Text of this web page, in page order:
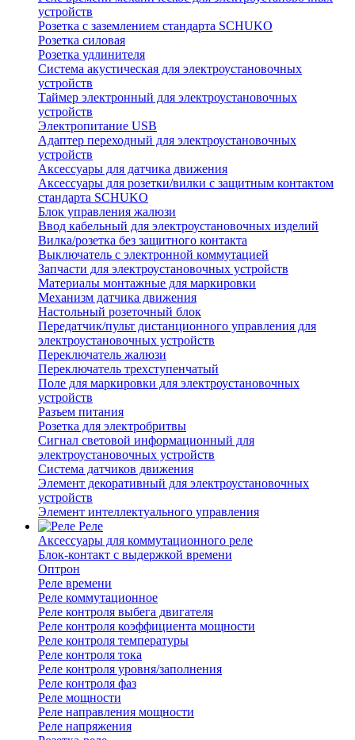
устройств
Розетка с заземлением стандарта SCHUKO
Розетка силовая
Розетка удлинителя
Система акустическая для электроустановочных
устройств
Таймер электронный для электроустановочных
устройств
Электропитание USB
Адаптер переходный для электроустановочных
устройств
Аксессуары для датчика движения
Аксессуары для розетки/вилки с защитным контактом
стандарта SCHUKO
Блок управления жалюзи
Ввод кабельный для электроустановочных изделий
Вилка/розетка без защитного контакта
Выключатель с электронной коммутацией
Запчасти для электроустановочных устройств
Материалы монтажные для маркировки
Механизм датчика движения
Настольный розеточный блок
Передатчик/пульт дистанционного управления для
электроустановочных устройств
Переключатель жалюзи
Переключатель трехступенчатый
Поле для маркировки для электроустановочных
устройств
Разъем питания
Розетка для электробритвы
Сигнал световой информационный для
электроустановочных устройств
Система датчиков движения
Элемент декоративный для электроустановочных
устройств
Элемент интеллектуального управления
Реле
Аксессуары для коммутационного реле
Блок-контакт с выдержкой времени
Оптрон
Реле времени
Реле коммутационное
Реле контроля выбега двигателя
Реле контроля коэффициента мощности
Реле контроля температуры
Реле контроля тока
Реле контроля уровня/заполнения
Реле контроля фаз
Реле мощности
Реле направления мощности
Реле напряжения